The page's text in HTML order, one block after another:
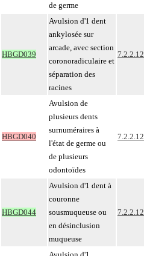
de germe
HBGD039
Avulsion d'1 dent
ankylosée sur
arcade, avec section
coronoradiculaire et
séparation des
racines
7.2.2.12
HBGD040
Avulsion de
plusieurs dents
surnuméraires à
l'état de germe ou
de plusieurs
odontoïdes
7.2.2.12
HBGD044
Avulsion d'1 dent à
couronne
sousmuqueuse ou
en désinclusion
muqueuse
7.2.2.12